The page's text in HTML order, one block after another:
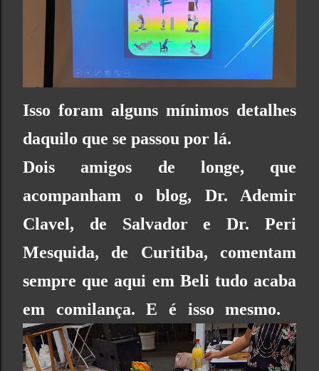
Isso foram alguns mínimos detalhes
daquilo que se passou por lá.
Dois amigos de longe, que
acompanham o blog, Dr. Ademir
Clavel, de Salvador e Dr. Peri
Mesquida, de Curitiba, comentam
sempre que aqui em Beli tudo acaba
em comilança. E é isso mesmo.